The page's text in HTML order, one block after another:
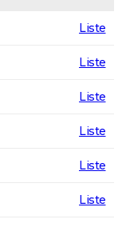
Liste
Liste
Liste
Liste
Liste
Liste